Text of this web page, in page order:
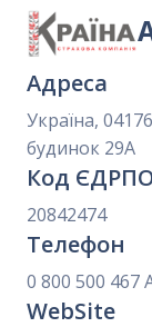
Адреса
Україна,
будинок 29А
Код
20842474
Телефон
0 800 500 467
WebSite